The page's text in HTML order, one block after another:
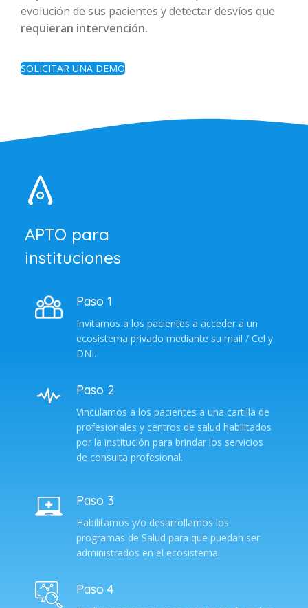
evolución de sus pacientes y detectar desvíos que
requieran intervención.
SOLICITAR UNA DEMO
APTO para
instituciones
Paso 1
Invitamos a los pacientes a acceder a un
ecosistema privado mediante su mail / Cel y
DNI.
Paso 2
Vinculamos a los pacientes a una cartilla de
profesionales y centros de salud habilitados
por la institución para brindar los servicios
de consulta profesional.
Paso 3
Habilitamos y/o desarrollamos los
programas de Salud para que puedan ser
administrados en el ecosistema.
Paso 4